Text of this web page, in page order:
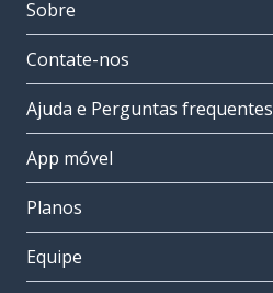
Sobre
Contate-nos
Ajuda e Perguntas frequentes
App móvel
Planos
Equipe